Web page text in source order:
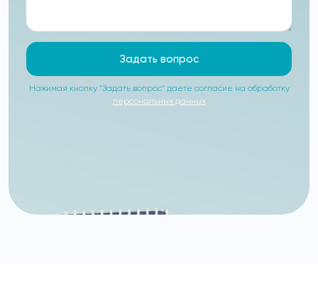
Задать вопрос
Нажимая кнопку “Задать вопрос” даете согласие на обработку
персональных данных